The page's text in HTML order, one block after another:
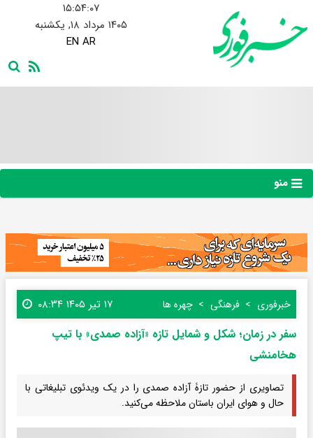
۱۵:۵۴:۰۸
۱۴۰۵ مرداد ۱۸, یکشنبه
EN AR
منو
خبرفوری فرهنگی چهره ها ۱۷ تیر ۱۴۰۵ ۰۸:۳۴
سفر در زمان؛ شکل و شمایل تازه «آزاده صمدی» با تیپ
هخامنشی
تصاویری از حضور تازۀ آزاده صمدی را در یک ویدئوی تبلیغاتی با
حال و هوای ایران باستان ملاحظه می‌کنید.